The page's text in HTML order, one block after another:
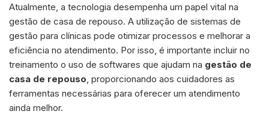
Atualmente, a tecnologia desempenha um papel vital na
gestão de casa de repouso. A utilização de sistemas de
gestão para clínicas pode otimizar processos e melhorar a
eficiência no atendimento. Por isso, é importante incluir no
treinamento o uso de softwares que ajudam na gestão de
casa de repouso , proporcionando aos cuidadores as
ferramentas necessárias para oferecer um atendimento
ainda melhor.